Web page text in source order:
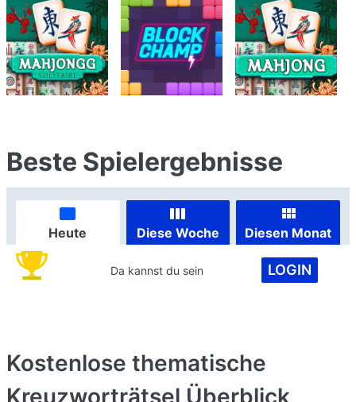
Beste Spielergebnisse
Heute Diese Woche Diesen Monat
Da kannst du sein LOGIN
Kostenlose thematische
Kreuzworträtsel Überblick